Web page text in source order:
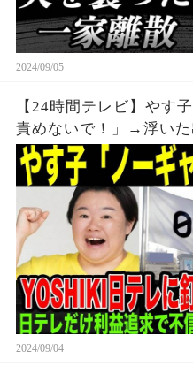
2024/09/05
【24時間テレビ】やす
責めないで！」→浮い
協力の末の日テレの裏
にまさかの一言。チャ
けた局の末路とは
2024/09/04